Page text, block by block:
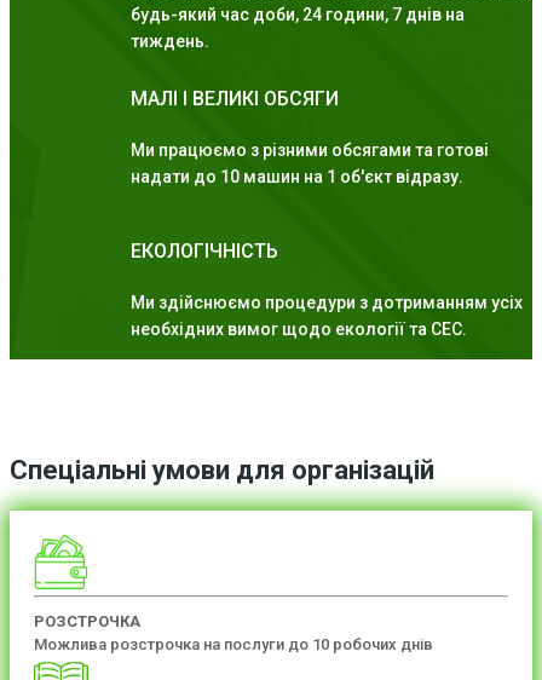
будь-який час доби, 24 години, 7 днів на
тиждень.
МАЛІ І ВЕЛИКІ ОБСЯГИ
Ми працюємо з різними обсягами та готові
надати до 10 машин на 1 об'єкт відразу.
ЕКОЛОГІЧНІСТЬ
Ми здійснюємо процедури з дотриманням усіх
необхідних вимог щодо екології та СЕС.
Спеціальні умови для організацій
РОЗСТРОЧКА
Можлива розстрочка на послуги до 10 робочих днів